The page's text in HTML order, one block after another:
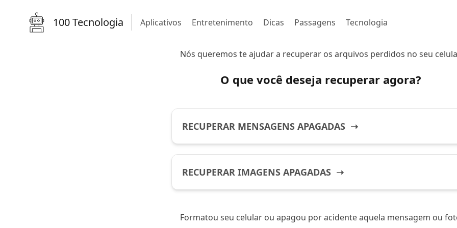
100 Tecnologia Aplicativos Entretenimento Dicas Passagens Tecnologia
Nós queremos te ajudar a recuperar os arquivos perdidos no seu
O que você deseja recuperar agora?
RECUPERAR MENSAGENS APAGADAS ➝
RECUPERAR IMAGENS APAGADAS ➝
Formatou seu celular ou apagou por acidente aquela mensagem ou